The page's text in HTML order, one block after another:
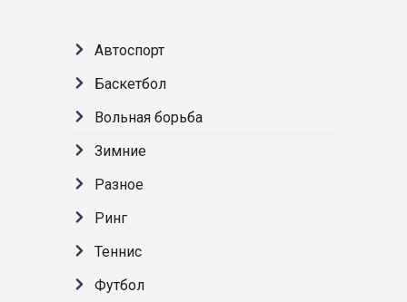
Автоспорт
Баскетбол
Вольная борьба
Зимние
Разное
Ринг
Теннис
Футбол